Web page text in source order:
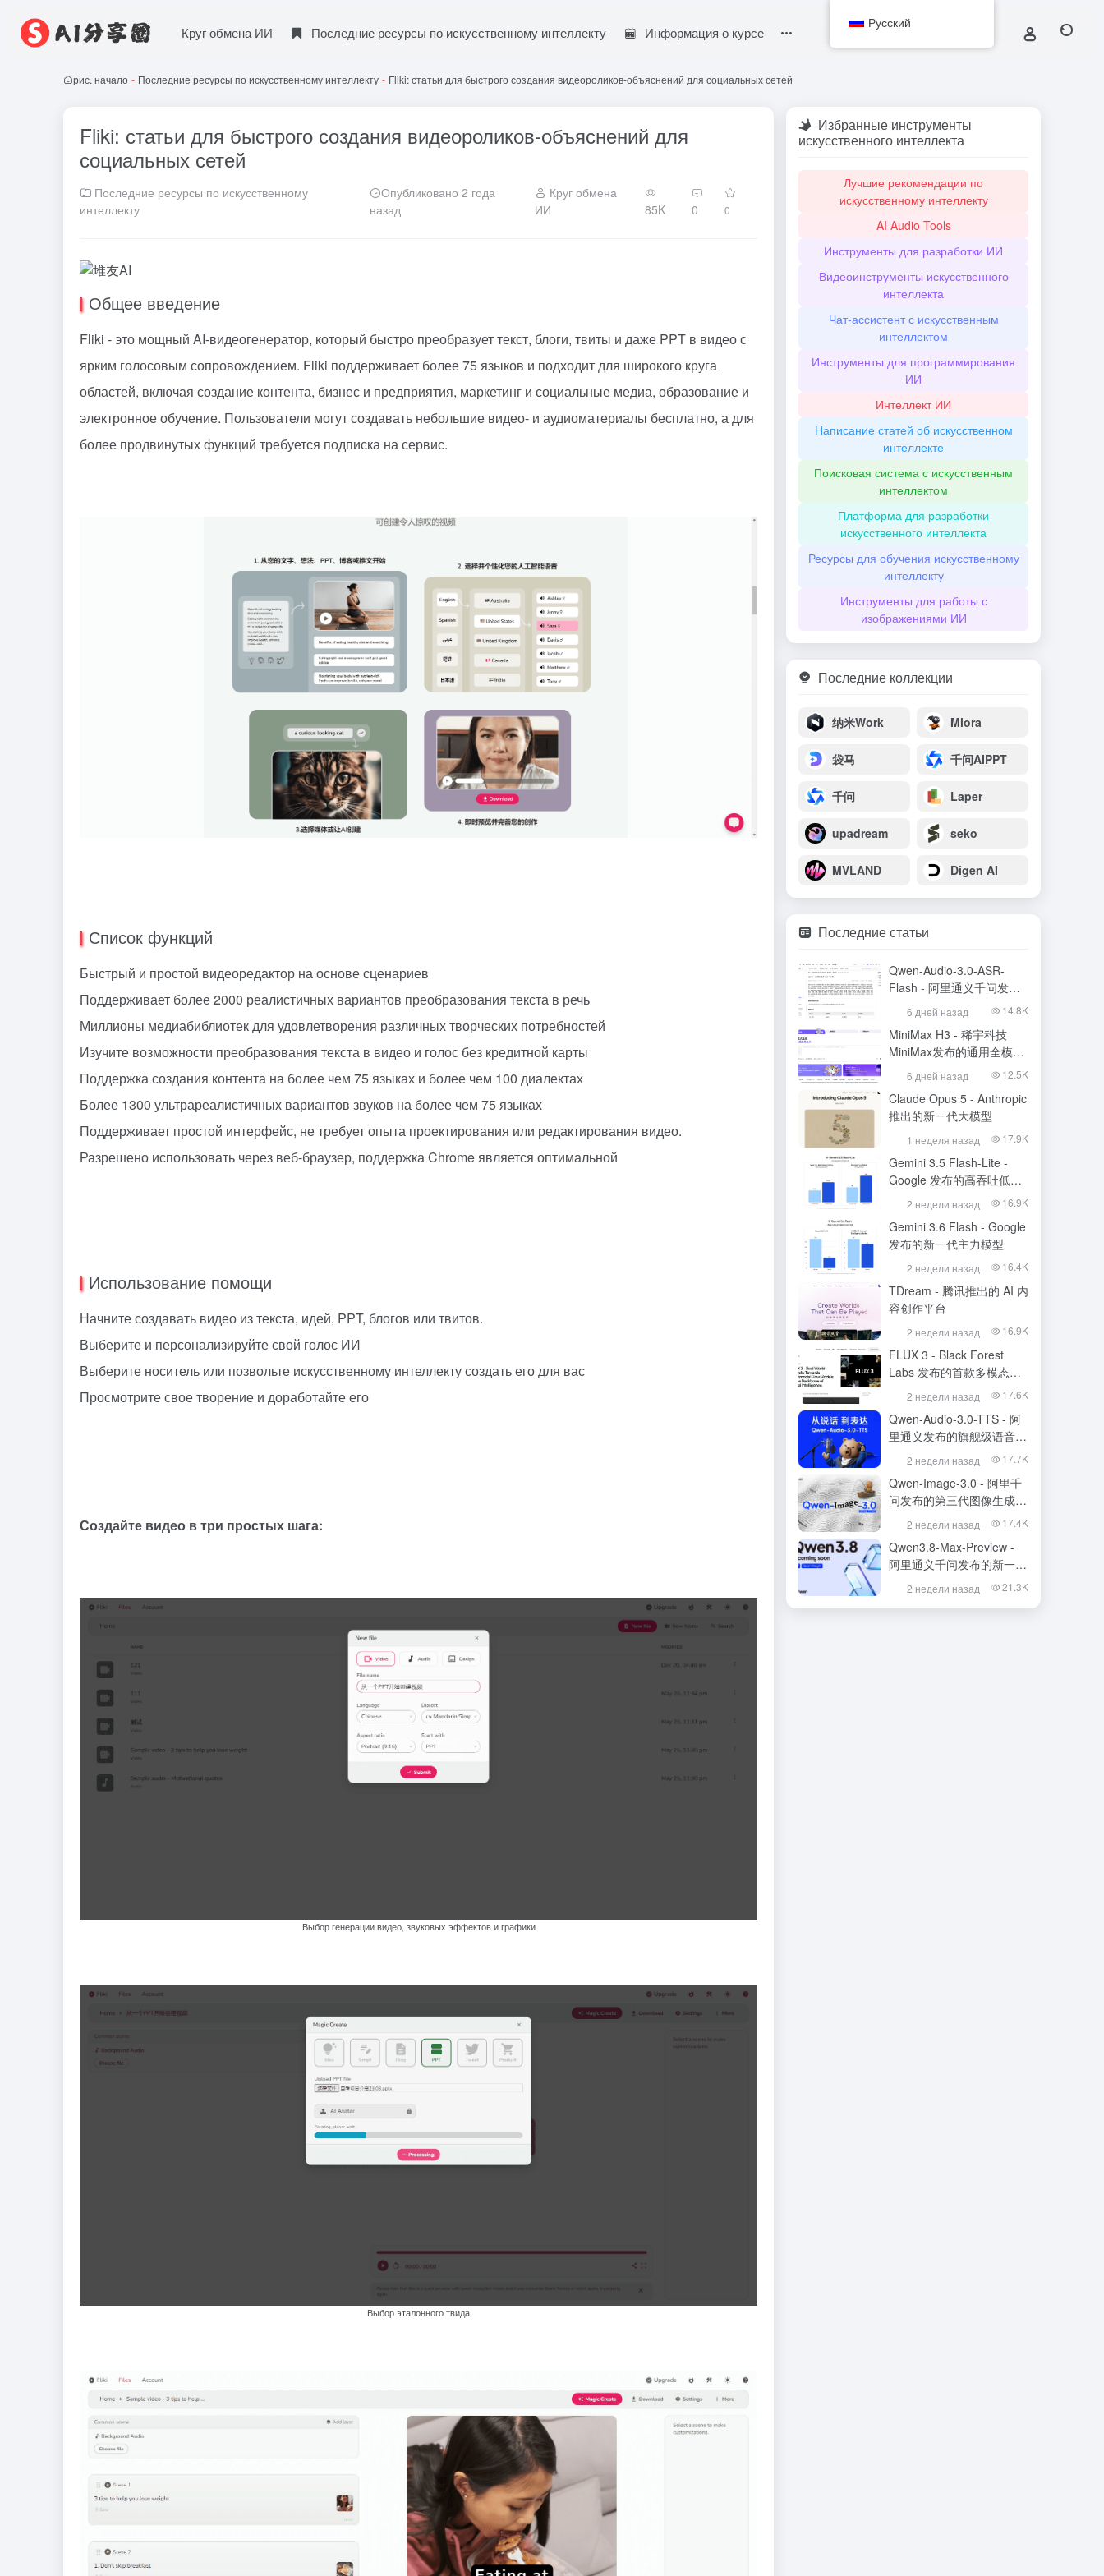
Круг обмена ИИ Последние ресурсы по искусственному интеллекту Информация о курсе
рис. начало - Последние ресурсы по искусственному интеллекту - Fliki: статьи для быстрого создания видеороликов-объяснений для социальных сетей
Fliki: статьи для быстрого создания видеороликов-объяснений для
социальных сетей
Последние ресурсы по искусственному
интеллекту
Опубликовано 2 года
назад
Круг обмена
ИИ
85K 0 0
Общее введение
Fliki - это мощный AI-видеогенератор, который быстро преобразует текст, блоги, твиты и даже PPT в видео с
ярким голосовым сопровождением. Fliki поддерживает более 75 языков и подходит для широкого круга
областей, включая создание контента, бизнес и предприятия, маркетинг и социальные медиа, образование и
электронное обучение. Пользователи могут создавать небольшие видео- и аудиоматериалы бесплатно, а для
более продвинутых функций требуется подписка на сервис.
Список функций
Быстрый и простой видеоредактор на основе сценариев
Поддерживает более 2000 реалистичных вариантов преобразования текста в речь
Миллионы медиабиблиотек для удовлетворения различных творческих потребностей
Изучите возможности преобразования текста в видео и голос без кредитной карты
Поддержка создания контента на более чем 75 языках и более чем 100 диалектах
Более 1300 ультрареалистичных вариантов звуков на более чем 75 языках
Поддерживает простой интерфейс, не требует опыта проектирования или редактирования видео.
Разрешено использовать через веб-браузер, поддержка Chrome является оптимальной
Использование помощи
Начните создавать видео из текста, идей, PPT, блогов или твитов.
Выберите и персонализируйте свой голос ИИ
Выберите носитель или позвольте искусственному интеллекту создать его для вас
Просмотрите свое творение и доработайте его
Создайте видео в три простых шага:
Выбор генерации видео, звуковых эффектов и графики
Выбор эталонного твида
Избранные инструменты
искусственного интеллекта
Лучшие рекомендации по
искусственному интеллекту
AI Audio Tools
Инструменты для разработки ИИ
Видеоинструменты искусственного
интеллекта
Чат-ассистент с искусственным
интеллектом
Инструменты для программирования
ИИ
Интеллект ИИ
Написание статей об искусственном
интеллекте
Поисковая система с искусственным
интеллектом
Платформа для разработки
искусственного интеллекта
Ресурсы для обучения искусственному
интеллекту
Инструменты для работы с
изображениями ИИ
Последние коллекции
纳米Work Miora
袋马 千问AIPPT
千问 Laper
upadream seko
MVLAND Digen AI
Последние статьи
Qwen-Audio-3.0-ASR-
Flash - 阿里通义千问发布
的语音识别大模型
6 дней назад 14.8K
MiniMax H3 - 稀宇科技
MiniMax发布的通用全模态
生成模型
6 дней назад 12.5K
Claude Opus 5 - Anthropic
推出的新一代大模型
1 неделя назад 17.9K
Gemini 3.5 Flash-Lite -
Google 发布的高吞吐低成
本模型2 недели назад 16.9K
Gemini 3.6 Flash - Google
发布的新一代主力模型
2 недели назад 16.4K
TDream - 腾讯推出的 AI 内
容创作平台
2 недели назад 16.9K
FLUX 3 - Black Forest
Labs 发布的首款多模态基
础模型2 недели назад 17.6K
Qwen-Audio-3.0-TTS - 阿
里通义发布的旗舰级语音合
成大模型
2 недели назад 17.7K
Qwen-Image-3.0 - 阿里千
问发布的第三代图像生成基
础模型2 недели назад 17.4K
Qwen3.8-Max-Preview -
阿里通义千问发布的新一代
旗舰大模型
2 недели назад 21.3K
Русский